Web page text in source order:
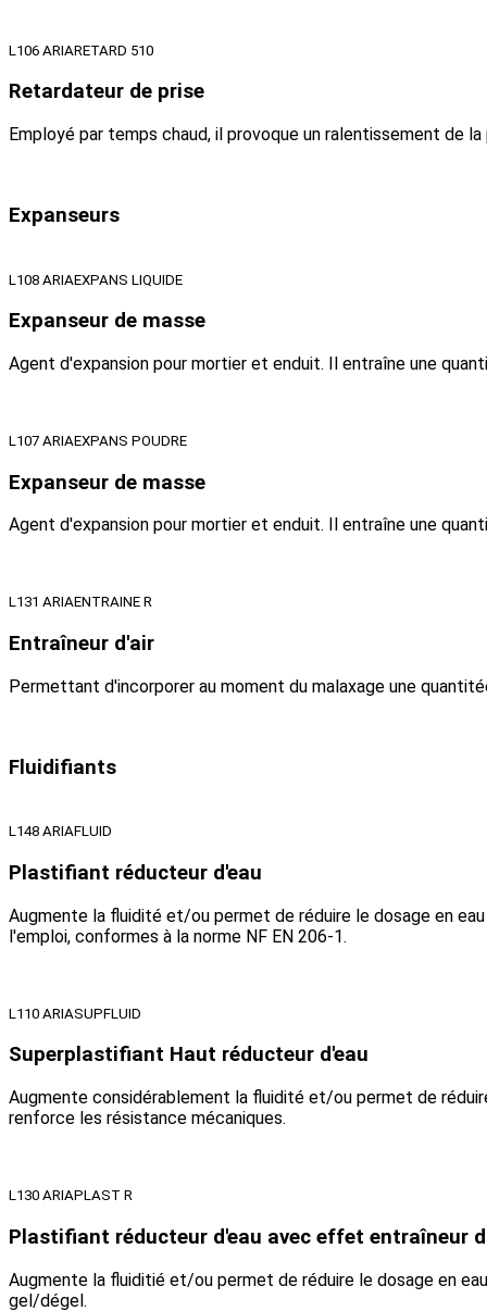
L106 ARIARETARD 510
Retardateur de prise
Employé par temps chaud, il provoque un ralentissement de
Expanseurs
L108 ARIAEXPANS LIQUIDE
Expanseur de masse
Agent d'expansion pour mortier et enduit. Il entraîne une
L107 ARIAEXPANS POUDRE
Expanseur de masse
Agent d'expansion pour mortier et enduit. Il entraîne une
L131 ARIAENTRAINE R
Entraîneur d'air
Permettant d'incorporer au moment du malaxage une
Fluidifiants
L148 ARIAFLUID
Plastifiant réducteur d'eau
Augmente la fluidité et/ou permet de réduire le dosage en
l'emploi, conformes à la norme NF EN 206-1.
L110 ARIASUPFLUID
Superplastifiant Haut réducteur d'eau
Augmente considérablement la fluidité et/ou permet de
renforce les résistance mécaniques.
L130 ARIAPLAST R
Plastifiant réducteur d'eau avec effet entraîneur
Augmente la fluiditié et/ou permet de réduire le dosage en
gel/dégel.